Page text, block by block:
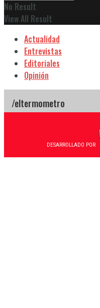
No Result
View All Result
Actualidad
Entrevistas
Editoriales
Opinión
DESARROLLADO POR